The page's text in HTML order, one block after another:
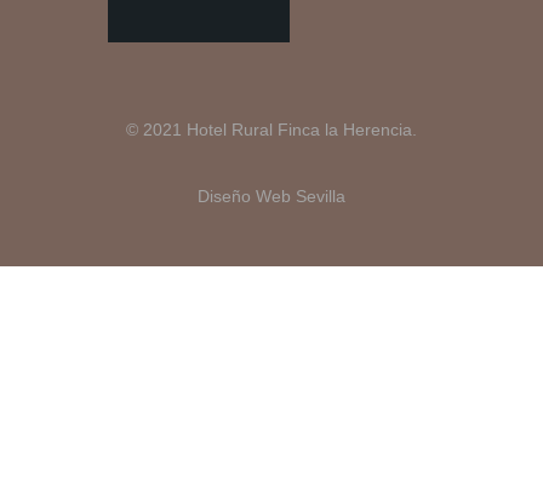
© 2021 Hotel Rural Finca la Herencia.
Diseño Web Sevilla